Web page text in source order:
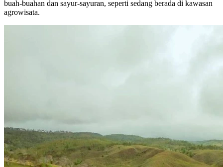
buah-buahan dan sayur-sayuran, seperti sedang berada di kawasan
agrowisata.